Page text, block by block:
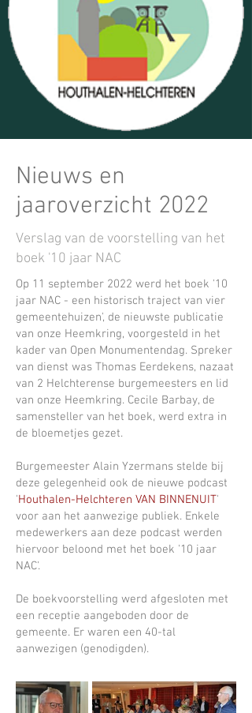
Nieuws en
jaaroverzicht 2022
Verslag van de voorstelling van het
boek '10 jaar NAC
Op 11 september 2022 werd het boek '10
jaar NAC - een historisch traject van vier
gemeentehuizen', de nieuwste publicatie
van onze Heemkring, voorgesteld in het
kader van Open Monumentendag. Spreker
van dienst was Thomas Eerdekens, nazaat
van 2 Helchterense burgemeesters en lid
van onze Heemkring. Cecile Barbay, de
samensteller van het boek, werd extra in
de bloemetjes gezet.
Burgemeester Alain Yzermans stelde bij
deze gelegenheid ook de nieuwe podcast
'Houthalen-Helchteren VAN BINNENUIT'
voor aan het aanwezige publiek. Enkele
medewerkers aan deze podcast werden
hiervoor beloond met het boek '10 jaar
NAC'.
De boekvoorstelling werd afgesloten met
een receptie aangeboden door de
gemeente. Er waren een 40-tal
aanwezigen (genodigden).